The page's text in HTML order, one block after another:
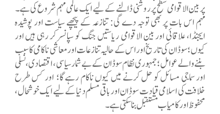
پر بین الاقوامی سطح پر روشنی ڈالنے کے لیے ایک عالمی مہم شروع کی ہے۔
مہم اس بات پر بھی توجہ دے گی: تنازعہ کے پیچھے سیاست اور پوشیدہ
ایجنڈا، علاقائی اور بین الاقوامی ریاستیں جنگ کو سپانسر کر رہی ہیں اور
کیوں؛ سوڈان کی تاریخ اور اس کے حالیہ تنازعات اور معاشی ناکامی کا سبب
بننے والے عوامل؛ جمہوری نظام سوڈان کے بے شمار سیاسی، اقتصادی، نسلی
اور سماجی مسائل کو حل کرنے میں کیوں ناکام رہے گا؛ اور کس طرح
خلافت کی اسلامی قیادت سوڈان اور باقی مسلم دنیا کے لیے ایک خوشحال،
محفوظ اور کامیاب مستقبل بنا سکتی ہے۔